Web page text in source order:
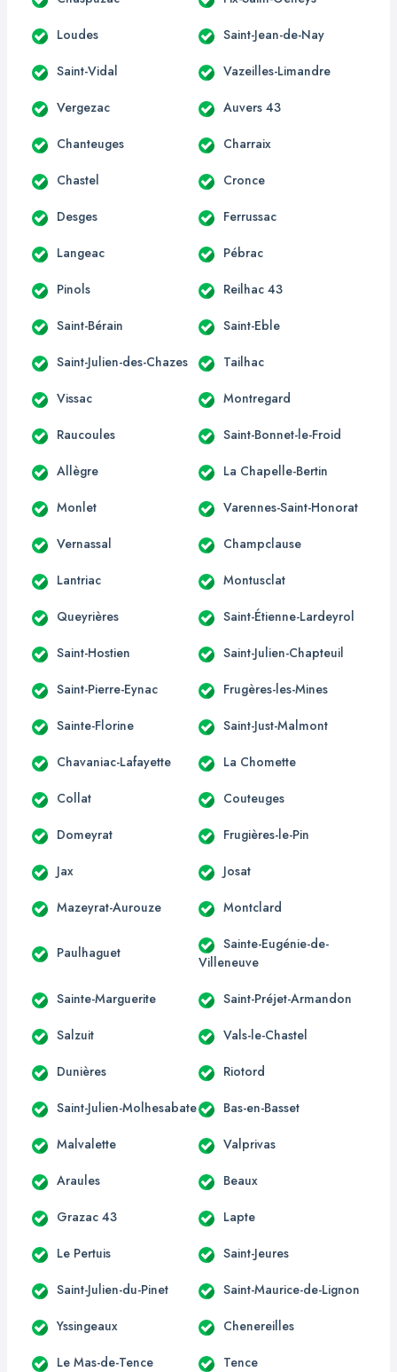
Loudes Saint-Jean-de-Nay
Saint-Vidal Vazeilles-Limandre
Vergezac Auvers 43
Chanteuges Charraix
Chastel Cronce
Desges Ferrussac
Langeac Pébrac
Pinols Reilhac 43
Saint-Bérain Saint-Eble
Saint-Julien-des-Chazes Tailhac
Vissac Montregard
Raucoules Saint-Bonnet-le-Froid
Allègre La Chapelle-Bertin
Monlet Varennes-Saint-Honorat
Vernassal Champclause
Lantriac Montusclat
Queyrières Saint-Étienne-Lardeyrol
Saint-Hostien Saint-Julien-Chapteuil
Saint-Pierre-Eynac Frugères-les-Mines
Sainte-Florine Saint-Just-Malmont
Chavaniac-Lafayette La Chomette
Collat Couteuges
Domeyrat Frugières-le-Pin
Jax Josat
Mazeyrat-Aurouze Montclard
Paulhaguet
Sainte-Eugénie-de-
Villeneuve
Sainte-Marguerite Saint-Préjet-Armandon
Salzuit Vals-le-Chastel
Dunières Riotord
Saint-Julien-Molhesabate Bas-en-Basset
Malvalette Valprivas
Araules Beaux
Grazac 43 Lapte
Le Pertuis Saint-Jeures
Saint-Julien-du-Pinet Saint-Maurice-de-Lignon
Yssingeaux Chenereilles
Le Mas-de-Tence Tence